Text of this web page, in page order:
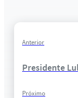
Anterior
Presidente
Próximo